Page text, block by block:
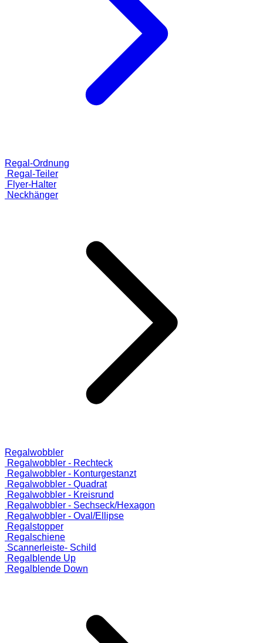
Regal-Ordnung
Regal-Teiler
Flyer-Halter
Neckhänger
Regalwobbler
Regalwobbler - Rechteck
Regalwobbler - Konturgestanzt
Regalwobbler - Quadrat
Regalwobbler - Kreisrund
Regalwobbler - Sechseck/Hexagon
Regalwobbler - Oval/Ellipse
Regalstopper
Regalschiene
Scannerleiste- Schild
Regalblende Up
Regalblende Down